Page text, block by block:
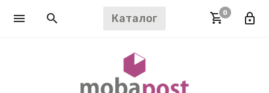
Каталог 0